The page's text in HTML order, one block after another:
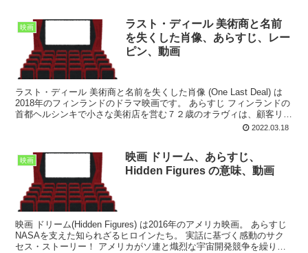
映画
ラスト・ディール 美術商と名前
を失くした肖像、あらすじ、レー
ピン、動画
ラスト・ディール 美術商と名前を失くした肖像 (One Last Deal) は
2018年のフィンランドのドラマ映画です。 あらすじ フィンランドの
首都ヘルシンキで小さな美術店を営む７２歳のオラヴィは、顧客リス
2022.03.18
映画
映画 ドリーム、あらすじ、
Hidden Figures の意味、動画
映画 ドリーム(Hidden Figures) は2016年のアメリカ映画。 あらすじ
NASAを支えた知られざるヒロインたち。 実話に基づく感動のサク
セス・ストーリー！ アメリカがソ連と熾烈な宇宙開発競争を繰り広